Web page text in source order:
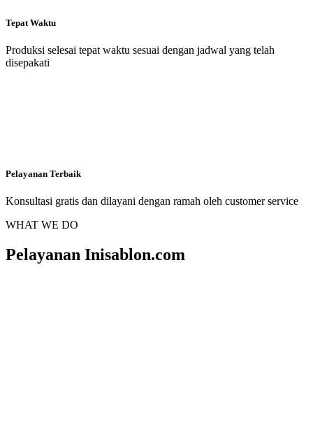
Tepat Waktu
Produksi selesai tepat waktu sesuai dengan jadwal yang telah
disepakati
Pelayanan Terbaik
Konsultasi gratis dan dilayani dengan ramah oleh customer service
WHAT WE DO
Pelayanan Inisablon.com